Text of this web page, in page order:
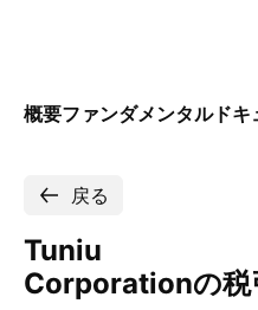
概要ファンダメンタルドキ
戻る
Tuniu
Corporationの税